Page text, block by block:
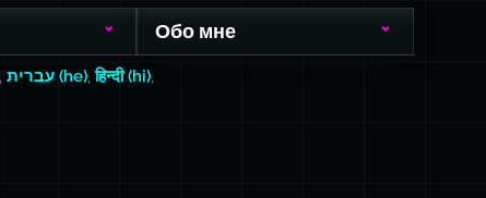
Обо мне
עברית (he) ,हिन्दी (hi)